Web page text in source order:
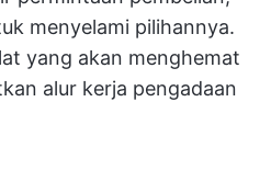
menyelami pilihannya.
yang akan menghemat
alur kerja pengadaan